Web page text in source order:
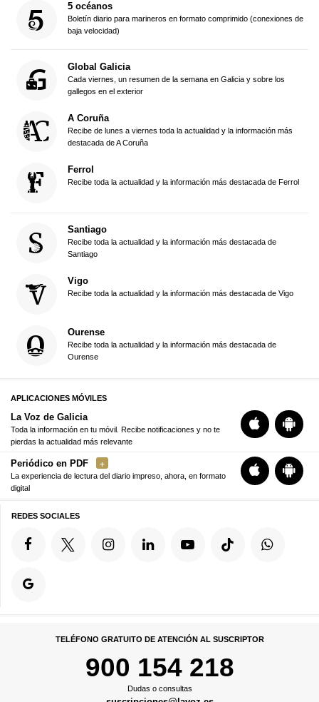
5 océanos
Boletín diario para marineros en formato comprimido (conexiones de
baja velocidad)
Global Galicia
Cada viernes, un resumen de la semana en Galicia y sobre los
gallegos en el exterior
A Coruña
Recibe de lunes a viernes toda la actualidad y la información más
destacada de A Coruña
Ferrol
Recibe toda la actualidad y la información más destacada de Ferrol
Santiago
Recibe toda la actualidad y la información más destacada de
Santiago
Vigo
Recibe toda la actualidad y la información más destacada de Vigo
Ourense
Recibe toda la actualidad y la información más destacada de
Ourense
APLICACIONES MÓVILES
La Voz de Galicia
Toda la información en tu móvil. Recibe notificaciones y no te
pierdas la actualidad más relevante
Periódico en PDF
La experiencia de lectura del diario impreso, ahora, en formato
digital
REDES SOCIALES
TELÉFONO GRATUITO DE ATENCIÓN AL SUSCRIPTOR
900 154 218
Dudas o consultas